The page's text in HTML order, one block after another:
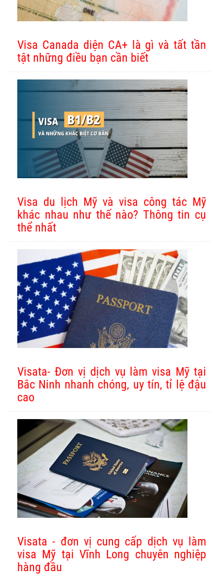
Visa Canada diện CA+ là gì và tất tần
tật những điều bạn cần biết
Visa du lịch Mỹ và visa công tác Mỹ
khác nhau như thế nào? Thông tin cụ
thể nhất
Visata- Đơn vị dịch vụ làm visa Mỹ tại
Bắc Ninh nhanh chóng, uy tín, tỉ lệ đậu
cao
Visata - đơn vị cung cấp dịch vụ làm
visa Mỹ tại Vĩnh Long chuyên nghiệp
hàng đầu